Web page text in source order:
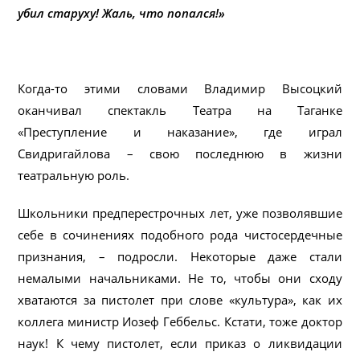
убил старуху!Жаль, что попался!»
Когда-то этими словами Владимир Высоцкий
оканчивал спектакль Театра на Таганке
«Преступление и наказание», где играл
Свидригайлова – свою последнюю в жизни
театральную роль.
Школьники предперестрочных лет, уже позволявшие
себе в сочинениях подобного рода чистосердечные
признания, – подросли. Некоторые даже стали
немалыми начальниками. Не то, чтобы они сходу
хватаются за пистолет при слове «культура», как их
коллега министр Иозеф Геббельс. Кстати, тоже доктор
наук! К чему пистолет, если приказ о ликвидации